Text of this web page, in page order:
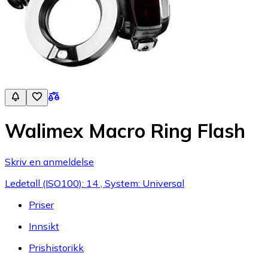
Walimex Macro Ring Flash
Skriv en anmeldelse
Ledetall (ISO100): 14 , System: Universal
Priser
Innsikt
Prishistorikk